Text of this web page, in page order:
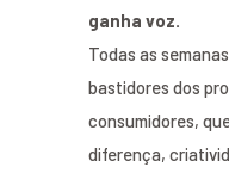
ganha voz.
Todas as
bastidores dos
consumidores,
diferença,